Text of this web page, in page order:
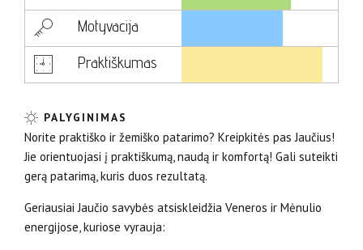
Motyvacija
Praktiškumas
PALYGINIMAS
Norite praktiško ir žemiško patarimo? Kreipkitės pas Jaučius!
Jie orientuojasi į praktiškumą, naudą ir komfortą! Gali suteikti
gerą patarimą, kuris duos rezultatą.
Geriausiai Jaučio savybės atsiskleidžia Veneros ir Mėnulio
energijose, kuriose vyrauja: